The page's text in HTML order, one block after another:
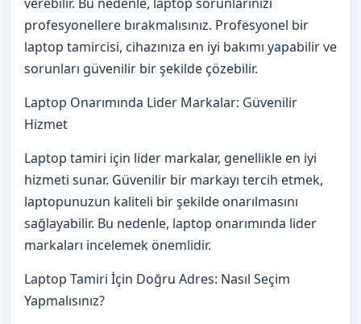
profesyonellere bırakmalısınız. Profesyonel bir
laptop tamircisi, cihazınıza en iyi bakımı yapabilir ve
sorunları güvenilir bir şekilde çözebilir.
Laptop Onarımında Lider Markalar: Güvenilir
Hizmet
Laptop tamiri için lider markalar, genellikle en iyi
hizmeti sunar. Güvenilir bir markayı tercih etmek,
laptopunuzun kaliteli bir şekilde onarılmasını
sağlayabilir. Bu nedenle, laptop onarımında lider
markaları incelemek önemlidir.
Laptop Tamiri İçin Doğru Adres: Nasıl Seçim
Yapmalısınız?